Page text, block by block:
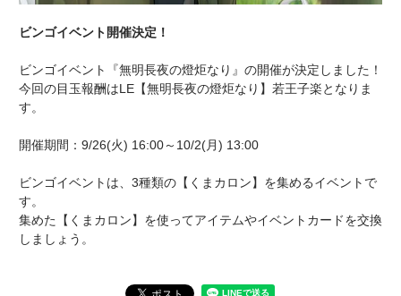
ビンゴイベント開催決定！
ビンゴイベント『無明長夜の燈炬なり』の開催が決定しました！
今回の目玉報酬はLE【無明長夜の燈炬なり】若王子楽となりま
す。
開催期間：9/26(火) 16:00～10/2(月) 13:00
ビンゴイベントは、3種類の【くまカロン】を集めるイベントで
す。
集めた【くまカロン】を使ってアイテムやイベントカードを交換
しましょう。